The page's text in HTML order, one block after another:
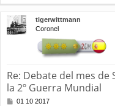
tigerwittmann
Coronel
Re: Debate del mes
la 2º Guerra Mundial
M
01 10 2017